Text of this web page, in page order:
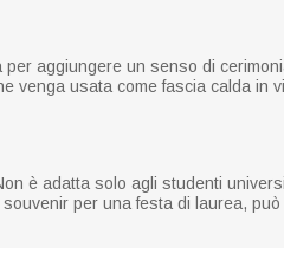
aggiungere un senso di
venga usata come fascia calda in
è adatta solo agli studenti
per una festa di laurea,